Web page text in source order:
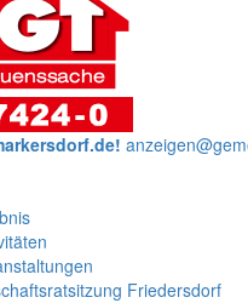
Friedersdorf